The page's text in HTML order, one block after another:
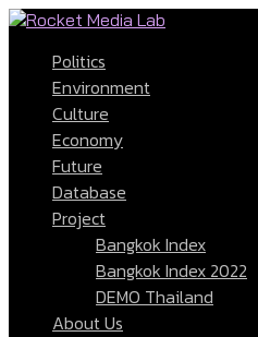
Politics
Environment
Culture
Economy
Future
Database
Project
Bangkok Index
Bangkok Index 2022
DEMO Thailand
About Us